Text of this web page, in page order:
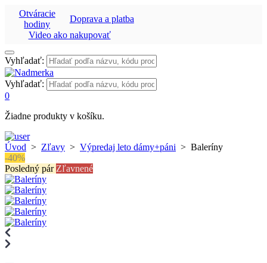
Otváracie
hodiny
Doprava a platba
Video ako nakupovať
Vyhľadať:
Vyhľadať:
0
Žiadne produkty v košíku.
Úvod > Zľavy > Výpredaj leto dámy+páni > Baleríny
-40%
Posledný pár Zľavnené